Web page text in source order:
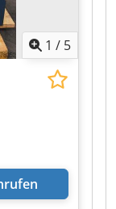
1 / 5